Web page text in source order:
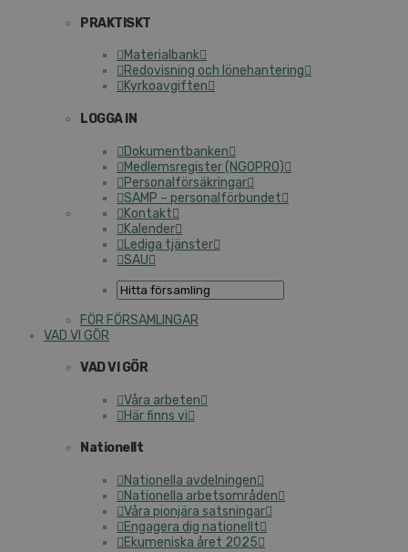
PRAKTISKT
Materialbank
Redovisning och lönehantering
Kyrkoavgiften
LOGGA IN
Dokumentbanken
Medlemsregister (NGOPRO)
Personalförsäkringar
SAMP – personalförbundet
Kontakt
Kalender
Lediga tjänster
SAU
FÖR FÖRSAMLINGAR
VAD VI GÖR
VAD VI GÖR
Våra arbeten
Här finns vi
Nationellt
Nationella avdelningen
Nationella arbetsområden
Våra pionjära satsningar
Engagera dig nationellt
Ekumeniska året 2025